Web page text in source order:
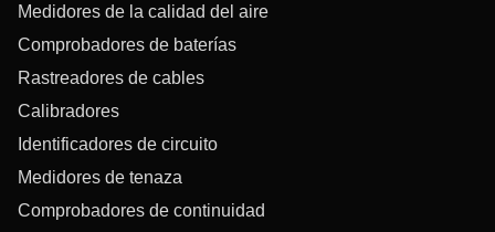
Medidores de la calidad del aire
Comprobadores de baterías
Rastreadores de cables
Calibradores
Identificadores de circuito
Medidores de tenaza
Comprobadores de continuidad